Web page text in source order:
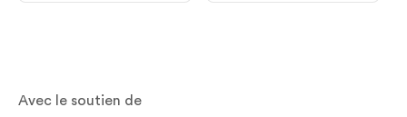
Avec le soutien de